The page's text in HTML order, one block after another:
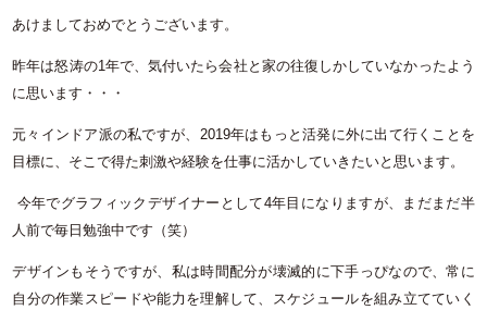
あけましておめでとうございます。
昨年は怒涛の1年で、気付いたら会社と家の往復しかしていなかったよう
に思います・・・
元々インドア派の私ですが、 2019年はもっと活発に外に出て行くことを
目標に、そこで得た刺激や経験を仕事に活かしていきたいと思います。
今年でグラフィックデザイナーとして4年目になりますが、まだまだ半
人前で毎日勉強中です（笑）
デザインもそうですが、私は時間配分が壊滅的に下手っぴなので、常に
自分の作業スピードや能力を理解して、スケジュールを組み立てていく